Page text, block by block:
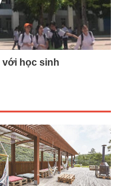
học sinh